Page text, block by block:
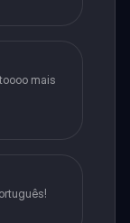
mais